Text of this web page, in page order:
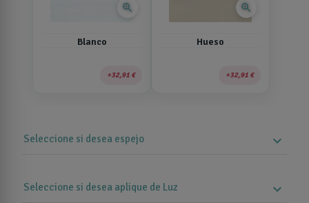
zoom_in
Blanco
32,91 €
zoom_in
Hueso
32,91 €
Seleccione si desea espejo expand_more
Seleccione si desea aplique de Luz expand_more